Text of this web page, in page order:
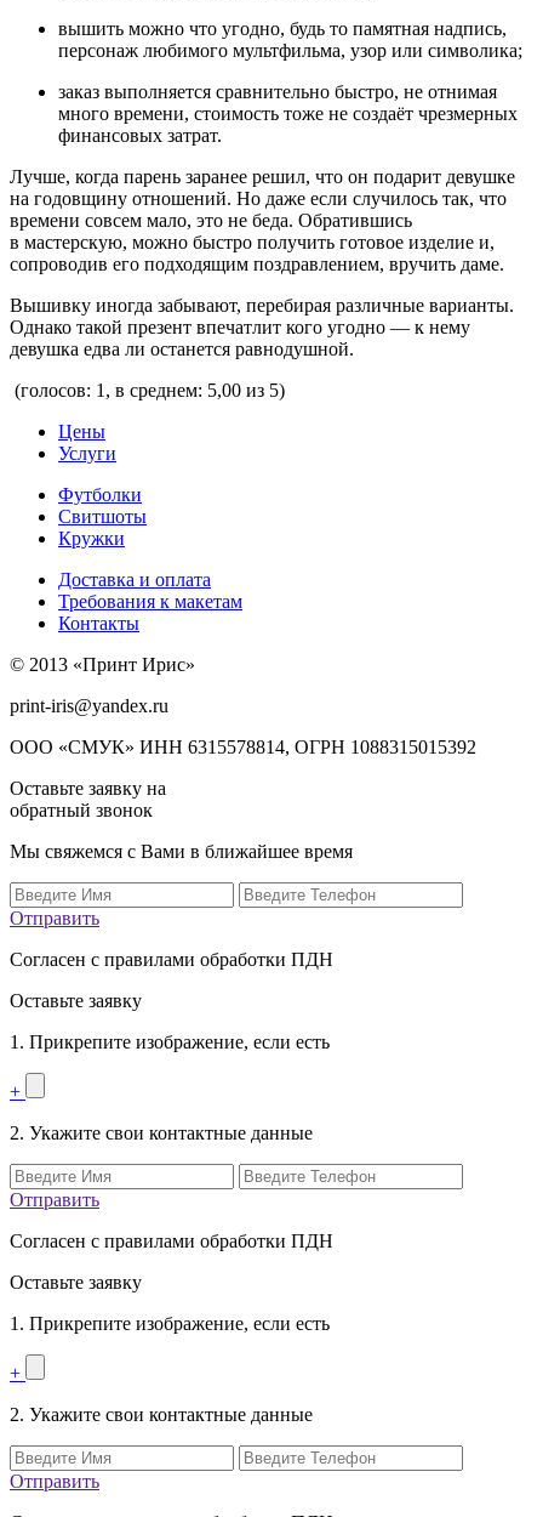
вышить можно что угодно, будь то памятная надпись,
персонаж любимого мультфильма, узор или символика;
заказ выполняется сравнительно быстро, не отнимая
много времени, стоимость тоже не создаёт чрезмерных
финансовых затрат.
Лучше, когда парень заранее решил, что он подарит девушке
на годовщину отношений. Но даже если случилось так, что
времени совсем мало, это не беда. Обратившись
в мастерскую, можно быстро получить готовое изделие и,
сопроводив его подходящим поздравлением, вручить даме.
Вышивку иногда забывают, перебирая различные варианты.
Однако такой презент впечатлит кого угодно — к нему
девушка едва ли останется равнодушной.
(голосов: 1, в среднем: 5,00 из 5)
Цены
Услуги
Футболки
Свитшоты
Кружки
Доставка и оплата
Требования к макетам
Контакты
© 2013 «Принт Ирис»
print-iris@yandex.ru
ООО «СМУК» ИНН 6315578814, ОГРН 1088315015392
Оставьте заявку на
обратный звонок
Мы свяжемся с Вами в ближайшее время
Отправить
Согласен с правилами обработки ПДН
Оставьте заявку
1. Прикрепите изображение, если есть
+
2. Укажите свои контактные данные
Отправить
Согласен с правилами обработки ПДН
Оставьте заявку
1. Прикрепите изображение, если есть
+
2. Укажите свои контактные данные
Отправить